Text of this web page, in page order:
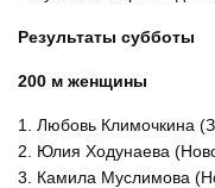
Результаты субботы
200 м женщины
1. Любовь Климочкина
2. Юлия Ходунаева
3. Камила Муслимова